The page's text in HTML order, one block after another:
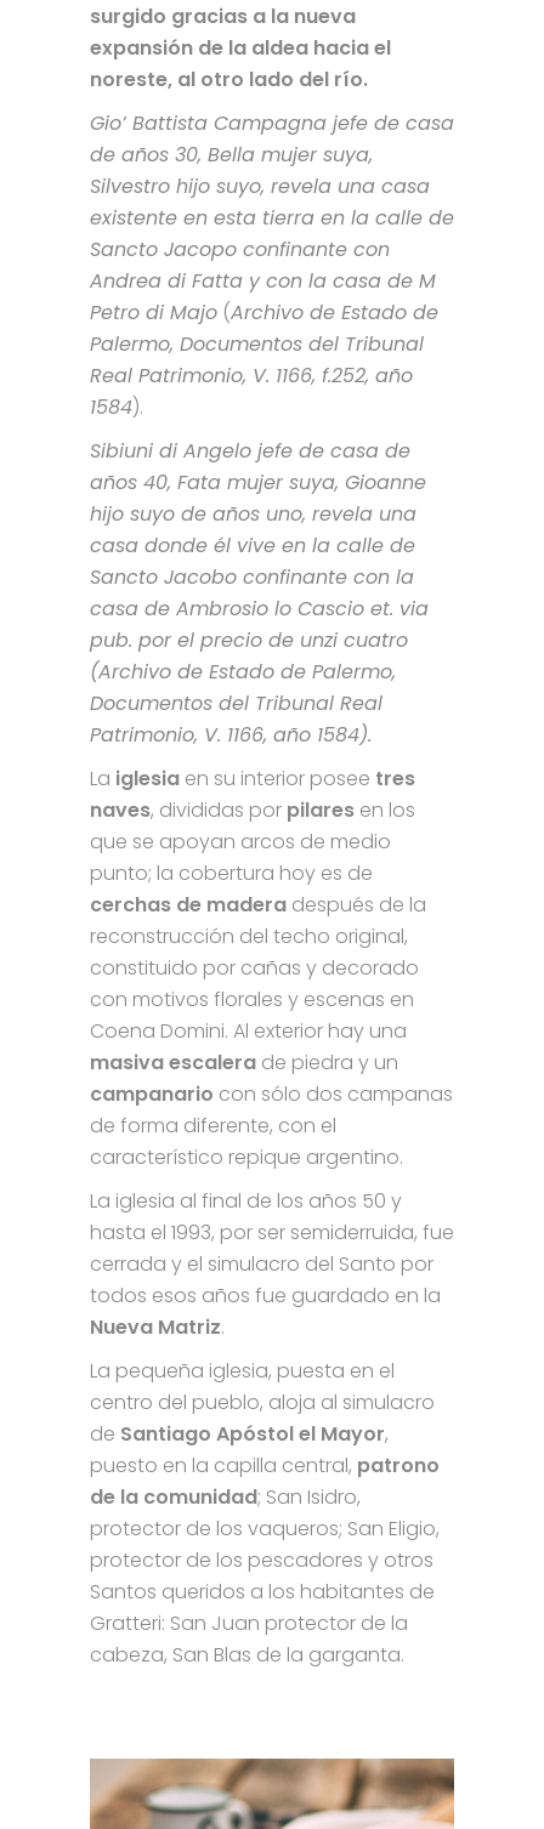
surgido gracias a la nueva
expansión de la aldea hacia el
noreste, al otro lado del río.
Gio’ Battista Campagna jefe de casa
de años 30, Bella mujer suya,
Silvestro hijo suyo, revela una casa
existente en esta tierra en la calle de
Sancto Jacopo confinante con
Andrea di Fatta y con la casa de M
Petro di Majo (Archivo de Estado de
Palermo, Documentos del Tribunal
Real Patrimonio, V. 1166, f.252, año
1584).
Sibiuni di Angelo jefe de casa de
años 40, Fata mujer suya, Gioanne
hijo suyo de años uno, revela una
casa donde él vive en la calle de
Sancto Jacobo confinante con la
casa de Ambrosio lo Cascio et. via
pub. por el precio de unzi cuatro
(Archivo de Estado de Palermo,
Documentos del Tribunal Real
Patrimonio, V. 1166, año 1584).
La iglesia en su interior posee tres
naves, divididas por pilares en los
que se apoyan arcos de medio
punto; la cobertura hoy es de
cerchas de madera después de la
reconstrucción del techo original,
constituido por cañas y decorado
con motivos florales y escenas en
Coena Domini. Al exterior hay una
masiva escalera de piedra y un
campanario con sólo dos campanas
de forma diferente, con el
característico repique argentino.
La iglesia al final de los años 50 y
hasta el 1993, por ser semiderruida, fue
cerrada y el simulacro del Santo por
todos esos años fue guardado en la
Nueva Matriz.
La pequeña iglesia, puesta en el
centro del pueblo, aloja al simulacro
de Santiago Apóstol el Mayor,
puesto en la capilla central, patrono
de la comunidad; San Isidro,
protector de los vaqueros; San Eligio,
protector de los pescadores y otros
Santos queridos a los habitantes de
Gratteri: San Juan protector de la
cabeza, San Blas de la garganta.